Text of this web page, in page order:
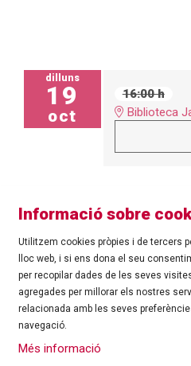
dilluns
19
oct
16:00 h
Biblioteca
©Ajuntament de Roses| C/
Tel.: 972 25 24 00 |
Sitemap | Ús de Cookies
Informació sobre
Utilitzem cookies pròpies i de tercers
lloc web, i si ens dona el seu
per recopilar dades de les seves
agregades per millorar els nostres
relacionada amb les seves
navegació.
Més informació